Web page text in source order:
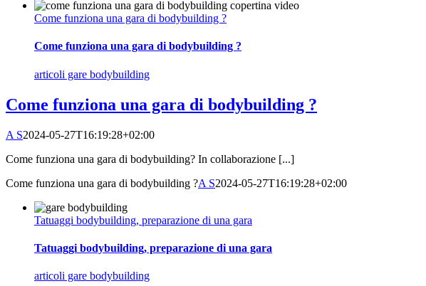
Come funziona una gara di bodybuilding ?
Come funziona una gara di bodybuilding ?
articoli gare bodybuilding
Come funziona una gara di bodybuilding ?
A S2024-05-27T16:19:28+02:00
Come funziona una gara di bodybuilding? In collaborazione [...]
Come funziona una gara di bodybuilding ?A S2024-05-27T16:19:28+02:00
Tatuaggi bodybuilding, preparazione di una gara
Tatuaggi bodybuilding, preparazione di una gara
articoli gare bodybuilding